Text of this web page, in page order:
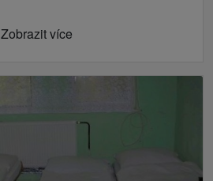
Zobrazit více